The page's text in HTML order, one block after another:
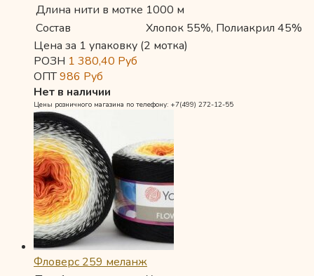
Длина нити в мотке 1000 м
Состав
Хлопок 55%, Полиакрил 45%
Цена за 1 упаковку (2 мотка)
РОЗН 1 380,40 Руб
ОПТ986 Руб
Нет в наличии
Цены розничного магазина по телефону: +7(499) 272-12-55
Фловерс 259 меланж